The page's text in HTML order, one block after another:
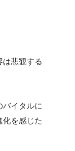
悲観する
イタルに
を感じた